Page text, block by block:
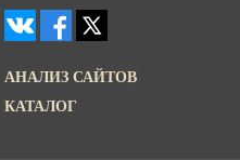
АНАЛИЗ САЙТОВ
КАТАЛОГ